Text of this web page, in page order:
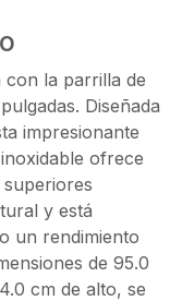
con la parrilla de
Diseñada
impresionante
ofrece
y está
un rendimiento
de 95.0
cm de alto, se